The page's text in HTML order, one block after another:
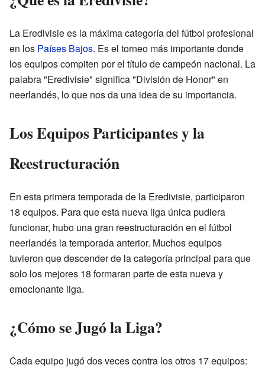
La Eredivisie es la máxima categoría del fútbol profesional
en los Países Bajos. Es el torneo más importante donde
los equipos compiten por el título de campeón nacional. La
palabra "Eredivisie" significa "División de Honor" en
neerlandés, lo que nos da una idea de su importancia.
Los Equipos Participantes y la
Reestructuración
En esta primera temporada de la Eredivisie, participaron
18 equipos. Para que esta nueva liga única pudiera
funcionar, hubo una gran reestructuración en el fútbol
neerlandés la temporada anterior. Muchos equipos
tuvieron que descender de la categoría principal para que
solo los mejores 18 formaran parte de esta nueva y
emocionante liga.
¿Cómo se Jugó la Liga?
Cada equipo jugó dos veces contra los otros 17 equipos: